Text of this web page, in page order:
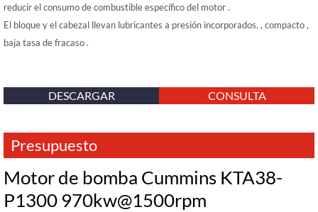
reducir el consumo de combustible específico del motor .
El bloque y el cabezal llevan lubricantes a presión incorporados. , compacto ,
baja tasa de fracaso .
DESCARGAR CONSULTA
Presupuesto
Motor de bomba Cummins KTA38-
P1300 970kw@1500rpm